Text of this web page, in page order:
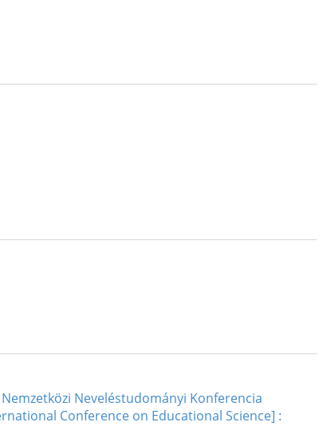
Neveléstudományi Konferencia
Conference on Educational Science] :